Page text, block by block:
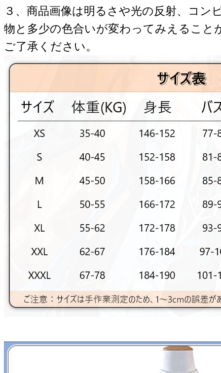
３、商品画像は明るさや光の反射、コン
物と多少の色合いが変わってみえること
ご了承ください。